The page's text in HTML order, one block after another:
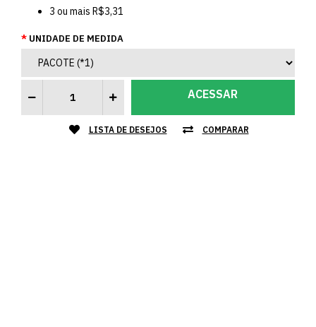
3 ou mais R$3,31
UNIDADE DE MEDIDA
ACESSAR
LISTA DE DESEJOS COMPARAR